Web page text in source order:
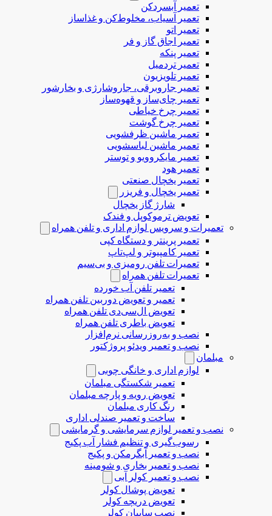
تعمیر آبسردکن
تعمیر آسیاب، مخلوط‌کن و غذاساز
تعمیر اتو
تعمیر اجاق گاز و فر
تعمیر پنکه
تعمیر تردمیل
تعمیر تلویزیون
تعمیر جاروبرقی، جاروشارژی و بخارشور
تعمیر چای‌ساز و قهوه‌ساز
تعمیر چرخ خیاطی
تعمیر چرخ گوشت
تعمیر ماشین ظرفشویی
تعمیر ماشین لباسشویی
تعمیر مایکروویو و توستر
تعمیر هود
تعمیر یخچال صنعتی
تعمیر یخچال و فریزر
شارژ گاز یخچال
تعویض ترموکوپل و فندک
تعمیرات و سرویس لوازم اداری و تلفن همراه
تعمیر پرینتر و دستگاه کپی
تعمیر کامپیوتر و لپ‌تاپ
تعمیرات تلفن رومیزی و بی‌سیم
تعمیرات تلفن همراه
تعمیر تلفن آب خورده
تعمیر و تعویض دوربین تلفن همراه
تعویض ال‌سی‌دی تلفن همراه
تعویض باطری تلفن همراه
نصب و به‌روزرسانی نرم‌افزار
نصب و تعمیر ویدئو پروژکتور
مبلمان
لوازم اداری و خانگی چوبی
تعمیر شکستگی مبلمان
تعویض رویه و پارچه مبلمان
رنگ کاری مبلمان
ساخت و تعمیر صندلی اداری
نصب و تعمیر لوازم سرمایشی و گرمایشی
رسوب‌گیری و تنظیم فشار آب پکیج
نصب و تعمیر آبگرمکن و پکیج
نصب و تعمیر بخاری و شومینه
نصب و تعمیر کولر آبی
تعویض پوشال کولر
تعویض دریچه کولر
نصب سایبان کولر